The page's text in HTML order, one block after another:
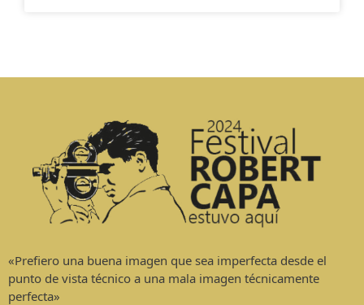
«Prefiero una buena imagen que sea imperfecta desde el
punto de vista técnico a una mala imagen técnicamente
perfecta»